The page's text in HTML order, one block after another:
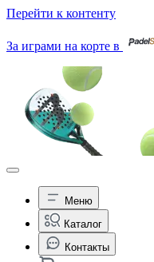
Перейти к контенту
За играми на корте в
Меню
Каталог
Контакты